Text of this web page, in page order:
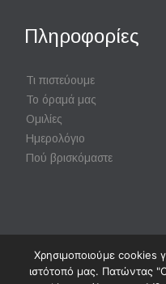
Πληροφορίες
Τι πιστεύουμε
Το όραμά μας
Ομιλίες
Ημερολόγιο
Πού βρισκόμαστε
Powered by
Χρησιμοποιούμε cookies
ιστότοπό μας. Πατώντας